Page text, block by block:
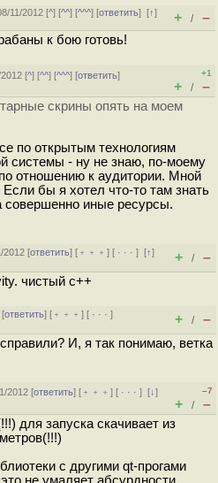
11/2012 [^] [^^] [^^^] [ответить][↑]
+ / –
к бою готовь!
[^] [^^] [^^^] [ответить]
+1
+ / –
скрины опять на моем
по открытым технологиям
системы - ну не знаю, по-моему
отношению к аудитории. Мной
Если бы я хотел что-то там знать
совершенно иные ресурсы.
2012 [ответить] [ ﹢﹢﹢] [ · · ·][↑]
+ / –
чистый c++
[ответить] [ ﹢﹢﹢] [ · · ·]
+ / –
И, я так понимаю, ветка
2012 [ответить] [ ﹢﹢﹢] [ · · ·][↓]
–7
+ / –
для запуска скачивает из
с другими qt-прогами